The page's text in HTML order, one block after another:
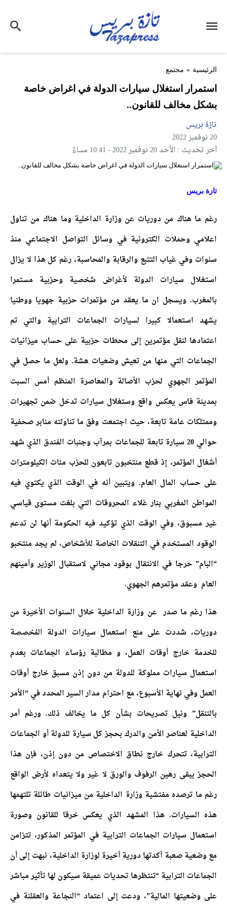
الرئيسية » مجتمع
استمرار استغلال سيارات الدولة في اغراض خاصة
بشكل مخالف للقانون..
تازة بريس
20 نوفمبر 2022
آخر تحديث : الأحد 20 نوفمبر 2022 - 10:41 مساءً
تازة بريس
رغم ما هناك من دوريات عن وزارة الداخلية وما هناك من تناول
اعلامي وحملات الكترونية في وسائل التواصل الاجتماعي منذ
سنوات وفي غياب التتبع والرقابة والمحاسبة، رغم كل هذا لا يزال
استغلال سيارات الدولة لأغراض شخصية وحزبية مستمرا
بالمغرب. ويسجل ان ما يعقد من مؤتمرات حزبية جهويا ووطنيا
يشهد استعمالا كبيرا لسيارات الجماعات الترابية والتي تم
اعتمادها لنقل مؤتمرين إلى محطات حزبية على حساب ميزانيات
الجماعات التي منها من تعيش وضعيات هشة. ولعل ما حصل في
المؤتمر الجهوي لحزب الأصالة والمعاصرة المنظم أمس السبت
بمدينة فاس يعكس واقع وستغلال سيارات تدخل ضمن تجهيرات
وممتلكات عامة تابعة، حيث اجتمعت وفق ما تناولته منابر صحفية
حوالي 20 سيارة تابعة للجماعات بمرآب وجنبات الفندق الذي شهد
أشغال المؤتمر، إذ قطع منتخبون تابعون للحزب مئات الكيلومترات
على حساب المال العام. ويتبين أنه في الوقت الذي يكتوي فيه
المواطن المغربي بنار غلاء المحروقات التي بلغت مستوى قياسي
غير مسبوق، وفي الوقت الذي تؤكيد فيه الحكومة أنها لن تدعم
الوقود المستخدم في التنقلات الخاصة للأشخاص، لم يجد منتخبو
“البام” حرجا في الانتقال بوقود مجاني لاستقبال الوزير وأمينهم
العام وعقد مؤتمرهم الجهوي.
هذا رغم ما صدر عن وزارة الداخلية خلال السنوات الأخيرة من
دوريات، شددت على منع استعمال سيارات الدولة المُخصصة
للخدمة خارج أوقات العمل، و مطالبة رؤساء الجماعات بعدم
استعمال سيارات مملوكة للدولة من دون إذن مسبق خارج أوقات
العمل وفي نهاية الأسبوع، مع احترام مدار السير المحدد في “الأمر
بالتنقل” ونيل تصريحات بشأن كل ما يخالف ذلك. ورغم أمر
الداخلية لعناصر الأمن والدرك بحجز كل سيارة للدولة أو الجماعات
الترابية، تتحرك خارج نطاق الاختصاص من دون إذن، فإن هذا
الحجز يبقى رهين الرفوف والورق لا غير ولا يتعداه لأرض الواقع
رغم ما ترصده مفتشية وزارة الداخلية من ميزانيات طائلة تلتهمها
هذه السيارات. هذا المشهد الذي يعكس خرقا للقانون وصورة
استعمال سيارات الجماعات الترابية في المؤتمر المذكور، تتزامن
مع وضعية صعبة أكدتها دورية أخيرة لوزارة الداخلية، نبهت إلى أن
الجماعات الترابية “تنتظرها تحديات عميقة سيكون لها تأثير مباشر
على وضعيتها المالية”، ودعت إلى اعتماد “النجاعة والعقلنة في